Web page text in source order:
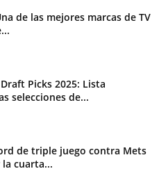
de las mejores marcas de TV
Picks 2025: Lista
selecciones de...
de triple juego contra Mets
cuarta...